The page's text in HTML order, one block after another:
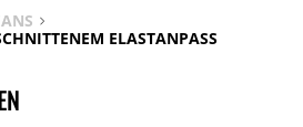
ELASTANPASS